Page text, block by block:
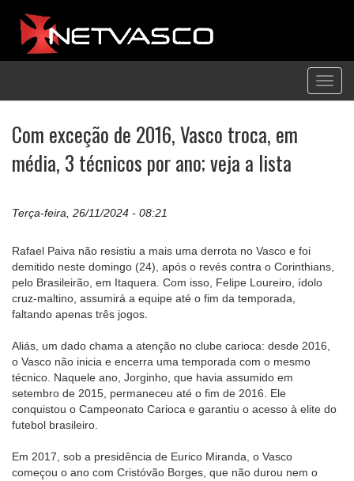
Com exceção de 2016, Vasco troca, em
média, 3 técnicos por ano; veja a lista
Terça-feira, 26/11/2024 - 08:21
Rafael Paiva não resistiu a mais uma derrota no Vasco e foi
demitido neste domingo (24), após o revés contra o Corinthians,
pelo Brasileirão, em Itaquera. Com isso, Felipe Loureiro, ídolo
cruz-maltino, assumirá a equipe até o fim da temporada,
faltando apenas três jogos.
Aliás, um dado chama a atenção no clube carioca: desde 2016,
o Vasco não inicia e encerra uma temporada com o mesmo
técnico. Naquele ano, Jorginho, que havia assumido em
setembro de 2015, permaneceu até o fim de 2016. Ele
conquistou o Campeonato Carioca e garantiu o acesso à elite do
futebol brasileiro.
Em 2017, sob a presidência de Eurico Miranda, o Vasco
começou o ano com Cristóvão Borges, que não durou nem o